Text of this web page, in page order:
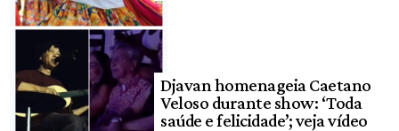
Djavan homenageia Caetano
Veloso durante show: ‘Toda
saúde e felicidade’; veja vídeo